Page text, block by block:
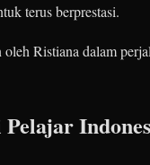
terus berprestasi.
Ristiana dalam